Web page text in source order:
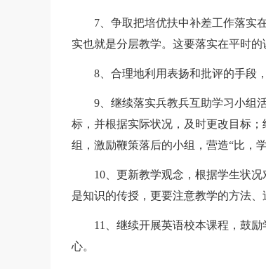
7、争取把培优扶中补差工作落实在
实也就是分层教学。这要落实在平时
8、合理地利用表扬和批评的手段，
9、继续落实兵教兵互助学习小组活
标，并根据实际状况，及时更改目标
组，激励鞭策落后的小组，营造“比，
10、更新教学观念，根据学生状况
是知识的传授，更要注意教学的方法、
11、继续开展英语校本课程，鼓励
心。